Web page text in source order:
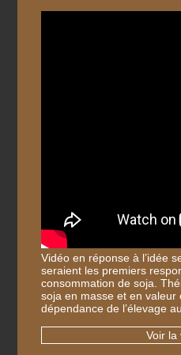
Vidéo en réponse à l’idée
seraient les premiers
consommation de soja.
soja en masse et en valeur
dépendance de l’élevage
Voir la